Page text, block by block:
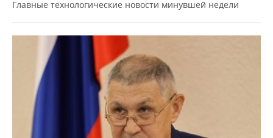
Главные технологические новости минувшей недели